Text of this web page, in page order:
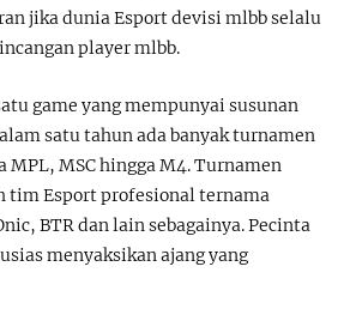
jika dunia Esport devisi mlbb selalu
player mlbb.
game yang mempunyai susunan
satu tahun ada banyak turnamen
MPL, MSC hingga M4. Turnamen
tim Esport profesional ternama
BTR dan lain sebagainya. Pecinta
menyaksikan ajang yang